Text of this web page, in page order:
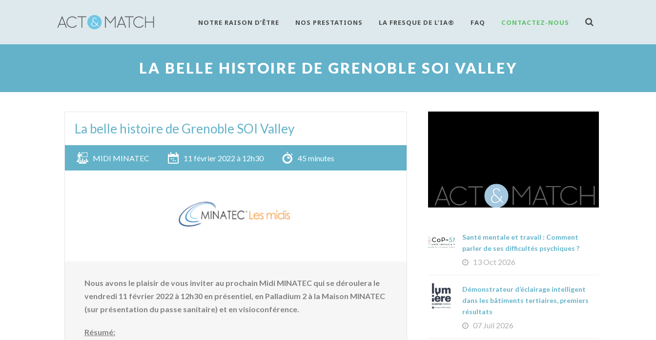
NOTRE RAISON D’ÊTRE NOS PRESTATIONS LA FRESQUE DE L’IA® FAQ CONTACTEZ-NOUS
LA BELLE HISTOIRE DE GRENOBLE SOI VALLEY
La belle histoire de Grenoble SOI Valley
MIDI MINATEC 11 février 2022 à 12h30 45 minutes
Nous avons le plaisir de vous inviter au prochain Midi MINATEC qui se déroulera le
vendredi 11 février 2022 à 12h30 en présentiel, en Palladium 2 à la Maison MINATEC
(sur présentation du passe sanitaire) et en visioconférence.
Résumé:
Santé mentale et travail : Comment
parler de ses difficultés psychiques ?
13 Oct 2026
Démonstrateur d’éclairage intelligent
dans les bâtiments tertiaires, premiers
résultats
07 Juil 2026